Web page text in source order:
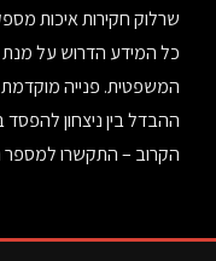
שרלוק חקירות איכות
כל המידע הדרוש על
המשפטית. פנייה מוקדמת
ההבדל בין ניצחון
הקרוב – התקשרו למספר